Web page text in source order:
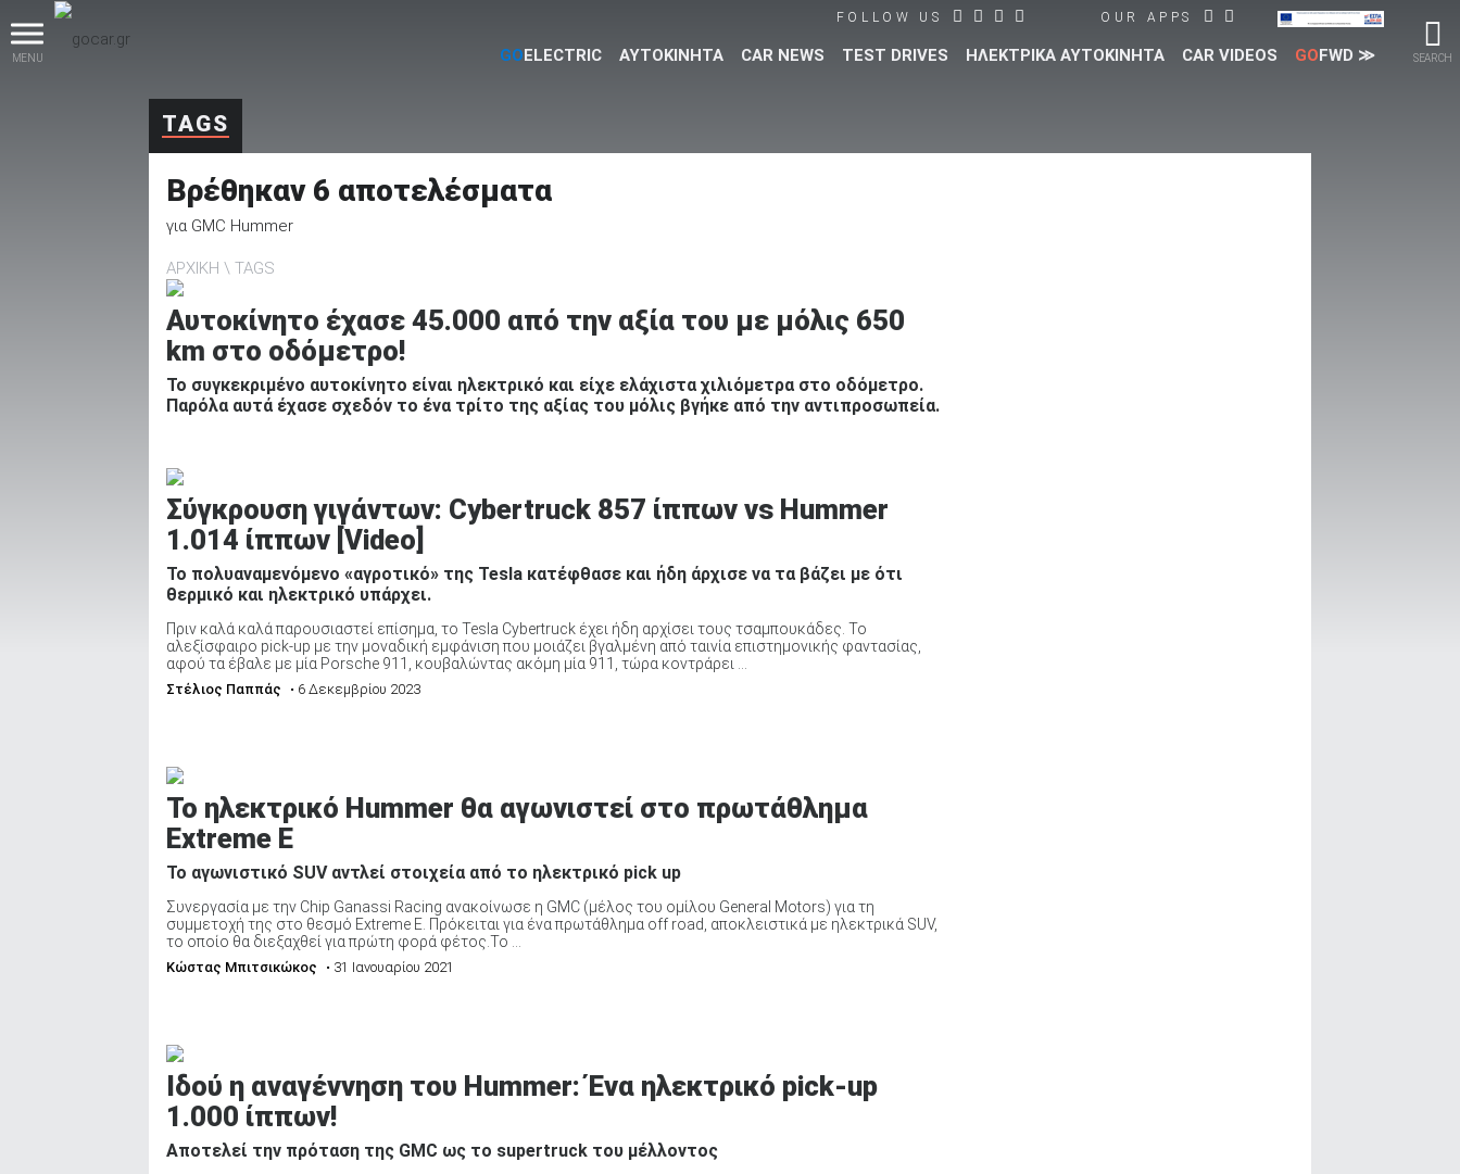
MENU SEARCH
FOLLOW US OUR APPS
GOELECTRIC ΑΥΤΟΚΙΝΗΤΑ CAR NEWS TEST DRIVES ΗΛΕΚΤΡΙΚΑ ΑΥΤΟΚΙΝΗΤΑ CAR VIDEOS GOFWD ≫
Βρες τα πάντα για το αυτοκίνητο!
ΑΝΑΖΗΤΗΣΗ
Μεταχειρισμένα
ΑΝΑΖΗΤΗΣΗ
Επιχειρήσεις
TAGS
Βρέθηκαν 6 αποτελέσματα
για GMC Hummer
ΑΡΧΙΚΗ TAGS
Αυτοκίνητο έχασε 45.000 από την αξία του με μόλις 650
km στο οδόμετρο!
Το συγκεκριμένο αυτοκίνητο είναι ηλεκτρικό και είχε ελάχιστα χιλιόμετρα στο οδόμετρο.
Παρόλα αυτά έχασε σχεδόν το ένα τρίτο της αξίας του μόλις βγήκε από την αντιπροσωπεία.
Σύγκρουση γιγάντων: Cybertruck 857 ίππων vs Hummer
1.014 ίππων [Video]
Το πολυαναμενόμενο «αγροτικό» της Tesla κατέφθασε και ήδη άρχισε να τα βάζει με ότι
θερμικό και ηλεκτρικό υπάρχει.
Πριν καλά καλά παρουσιαστεί επίσημα, το Tesla Cybertruck έχει ήδη αρχίσει τους τσαμπουκάδες. Το
αλεξίσφαιρο pick-up με την μοναδική εμφάνιση που μοιάζει βγαλμένη από ταινία επιστημονικής φαντασίας,
αφού τα έβαλε με μία Porsche 911, κουβαλώντας ακόμη μία 911, τώρα κοντράρει ...
Στέλιος Παππάς • 6 Δεκεμβρίου 2023
To ηλεκτρικό Hummer θα αγωνιστεί στο πρωτάθλημα
Extreme E
Το αγωνιστικό SUV αντλεί στοιχεία από το ηλεκτρικό pick up
Συνεργασία με την Chip Ganassi Racing ανακοίνωσε η GMC (μέλος του ομίλου General Motors) για τη
συμμετοχή της στο θεσμό Extreme E. Πρόκειται για ένα πρωτάθλημα off road, αποκλειστικά με ηλεκτρικά SUV,
το οποίο θα διεξαχθεί για πρώτη φορά φέτος.Το ...
Κώστας Μπιτσικώκος • 31 Ιανουαρίου 2021
Ιδού η αναγέννηση του Hummer: Ένα ηλεκτρικό pick-up
1.000 ίππων!
Αποτελεί την πρόταση της GMC ως το supertruck του μέλλοντος